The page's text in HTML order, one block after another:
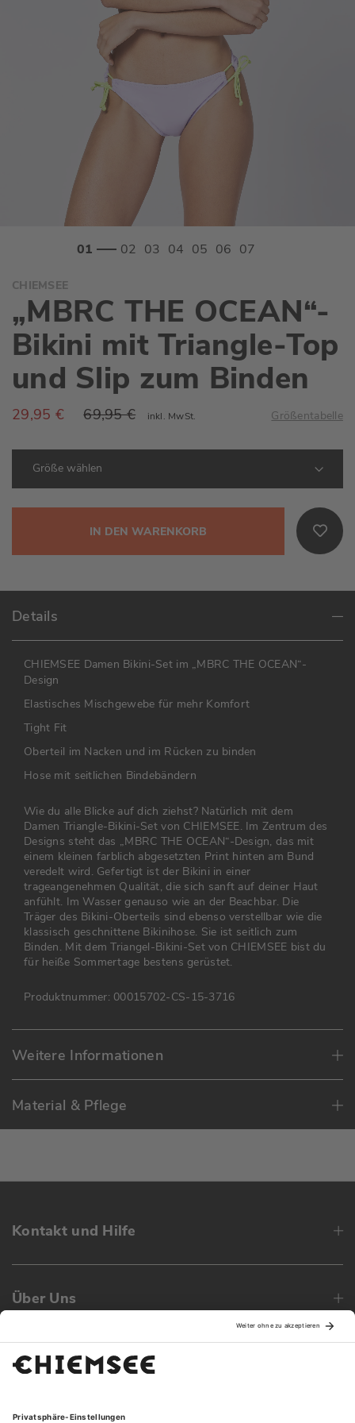
Anfang
Bildgalerie
springen
CHIEMSEE
„MBRC THE OCEAN“-
Bikini mit Triangle-Top
und Slip zum Binden
29,95 € 69,95 € inkl. MwSt. Größentabelle
IN DEN WARENKORB
Details
CHIEMSEE Damen Bikini-Set im „MBRC THE OCEAN“-
Design
Elastisches Mischgewebe für mehr Komfort
Tight Fit
Oberteil im Nacken und im Rücken zu binden
Hose mit seitlichen Bindebändern
Wie du alle Blicke auf dich ziehst? Natürlich mit dem
Damen Triangle-Bikini-Set von CHIEMSEE. Im Zentrum des
Designs steht das „MBRC THE OCEAN“-Design, das mit
einem kleinen farblich abgesetzten Print hinten am Bund
veredelt wird. Gefertigt ist der Bikini in einer
trageangenehmen Qualität, die sich sanft auf deiner Haut
anfühlt. Im Wasser genauso wie an der Beachbar. Die
Träger des Bikini-Oberteils sind ebenso verstellbar wie die
klassisch geschnittene Bikinihose. Sie ist seitlich zum
Binden. Mit dem Triangel-Bikini-Set von CHIEMSEE bist du
für heiße Sommertage bestens gerüstet.
Produktnummer: 00015702-CS-15-3716
Weitere Informationen
Material & Pflege
Kontakt und Hilfe
Über Uns
Family